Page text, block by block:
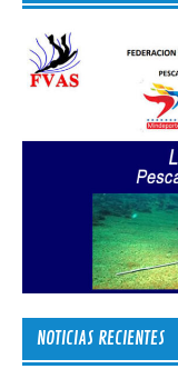
NOTICIAS RECIENTES